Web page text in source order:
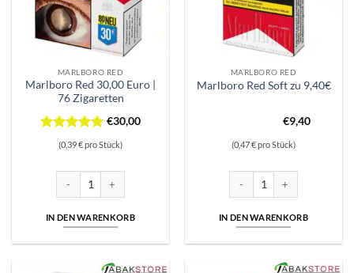
MARLBORO RED
Marlboro Red 30,00 Euro |
76 Zigaretten
Bewertet
mit 5
von
€30,00
(0,39 € pro Stück)
Marlboro Red 30,00 Euro | 76 Zigaretten Menge
IN DEN WARENKORB
MARLBORO RED
Marlboro Red Soft zu 9,40€
€9,40
(0,47 € pro Stück)
Marlboro Red Soft zu 9,40€
IN DEN WARENKORB